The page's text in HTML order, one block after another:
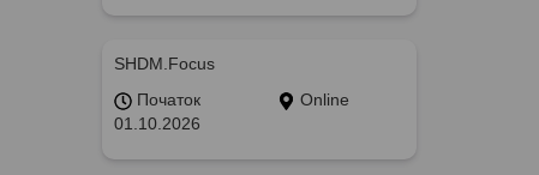
SHDM.Focus
Початок
01.10.2026
Online